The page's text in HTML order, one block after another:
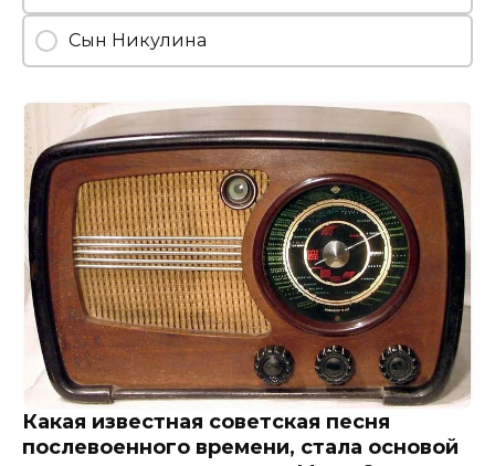
Сын Никулина
Какая известная советская песня
послевоенного времени, стала основой